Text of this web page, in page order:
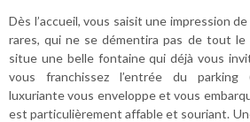
Dès l’accueil, vous saisit une impression
rares, qui ne se démentira pas de tout le
situe une belle fontaine qui déjà vous
vous franchissez l’entrée du parking
luxuriante vous enveloppe et vous
est particulièrement affable et souriant.